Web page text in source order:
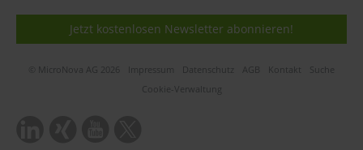
Jetzt kostenlosen Newsletter abonnieren!
© MicroNova AG 2026 Impressum Datenschutz AGB Kontakt
Suche
Cookie-Verwaltung